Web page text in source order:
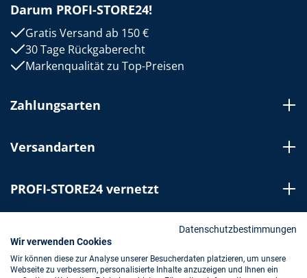
Darum PROFI-STORE24!
Gratis Versand ab 150 €
30 Tage Rückgaberecht
Markenqualität zu Top-Preisen
Zahlungsarten
Versandarten
PROFI-STORE24 vernetzt
Bestellung widerrufenDatenschutzbestimmungen
Wir verwenden Cookies
Wir können diese zur Analyse unserer Besucherdaten platzieren, um unsere
Webseite zu verbessern, personalisierte Inhalte anzuzeigen und Ihnen ein